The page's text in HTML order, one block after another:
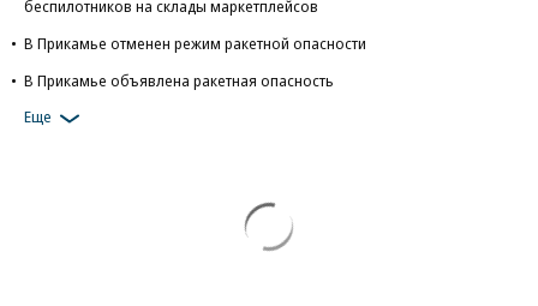
беспилотников на склады маркетплейсов
В Прикамье отменен режим ракетной опасности
В Прикамье объявлена ракетная опасность
Еще